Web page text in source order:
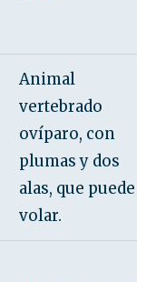
Animal
vertebrado
ovíparo, con
plumas y dos
alas, que puede
volar.